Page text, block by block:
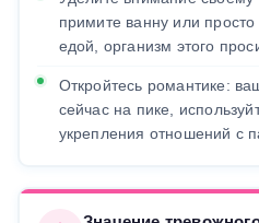
примите ванну или
едой, организм этого
Откройтесь романтике:
сейчас на пике,
укрепления отношений с